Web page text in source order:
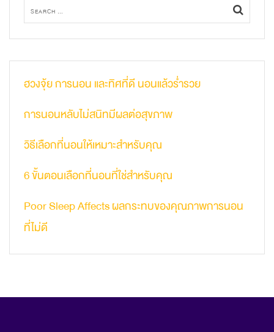
ฮวงจุ้ย การนอน และทิศที่ดี นอนแล้วร่ำรวย
การนอนหลับไม่สนิทมีผลต่อสุขภาพ​
วิธีเลือกที่นอนให้เหมาะสำหรับคุณ​
6 ขั้นตอนเลือกที่นอนที่ใช่สำหรับคุณ​
Poor Sleep Affects ผลกระทบของคุณภาพการนอน
ที่ไม่ดี​